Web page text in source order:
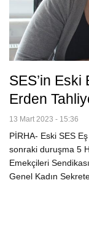
SES’in Eski
Erden
13 Mart 2023 - 15:36
PİRHA- Eski SES
sonraki duruşma 5
Emekçileri
Genel Kadın